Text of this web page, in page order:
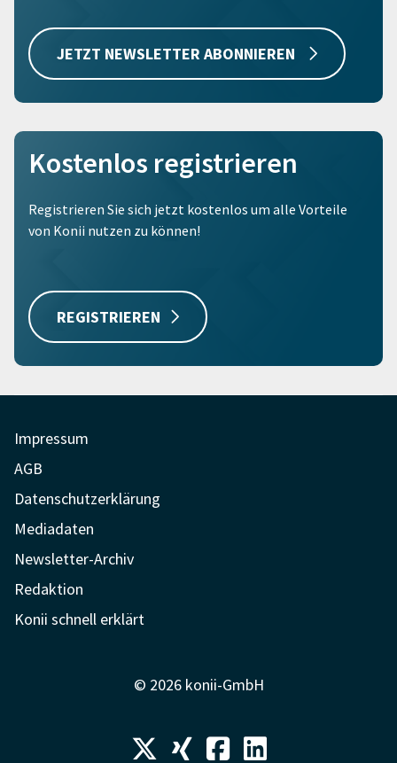
JETZT NEWSLETTER ABONNIEREN
Kostenlos registrieren
Registrieren Sie sich jetzt kostenlos um alle Vorteile
von Konii nutzen zu können!
REGISTRIEREN
Impressum
AGB
Datenschutzerklärung
Mediadaten
Newsletter-Archiv
Redaktion
Konii schnell erklärt
© 2026 konii-GmbH